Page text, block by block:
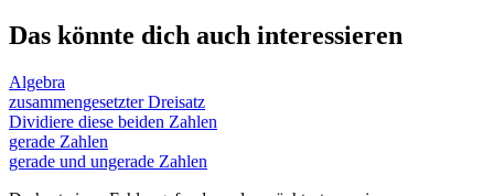
Das könnte dich auch interessieren
Algebra
zusammengesetzter Dreisatz
Dividiere diese beiden Zahlen
gerade Zahlen
gerade und ungerade Zahlen